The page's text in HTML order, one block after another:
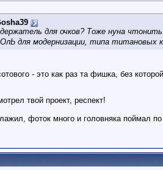
для очков? Тоже нуна
для модернизации, типа титановых
- это как раз та фишка, без
твой проект, респект!
фоток много и головняка поймал